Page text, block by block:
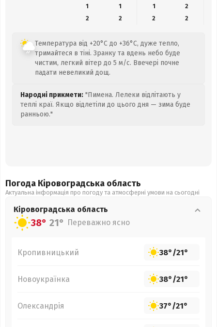
1
1 1
2
2
2 2 2
Температура від +20°C до +36°C, дуже тепло,
тримайтеся в тіні. Зранку та вдень небо буде
чистим, легкий вітер до 5 м/с. Ввечері почне
падати невеликий дощ.
Народні прикмети: "Пимена. Лелеки відлітають у
теплі краї. Якщо відлетіли до цього дня — зима буде
ранньою."
Погода Кіровоградська область
Актуальна інформація про погоду та атмосферні умови на сьогодні
Кіровоградська область
38° 21° Переважно ясно
Кропивницький 38°/21°
Новоукраїнка 38°/21°
Олександрія 37°/21°